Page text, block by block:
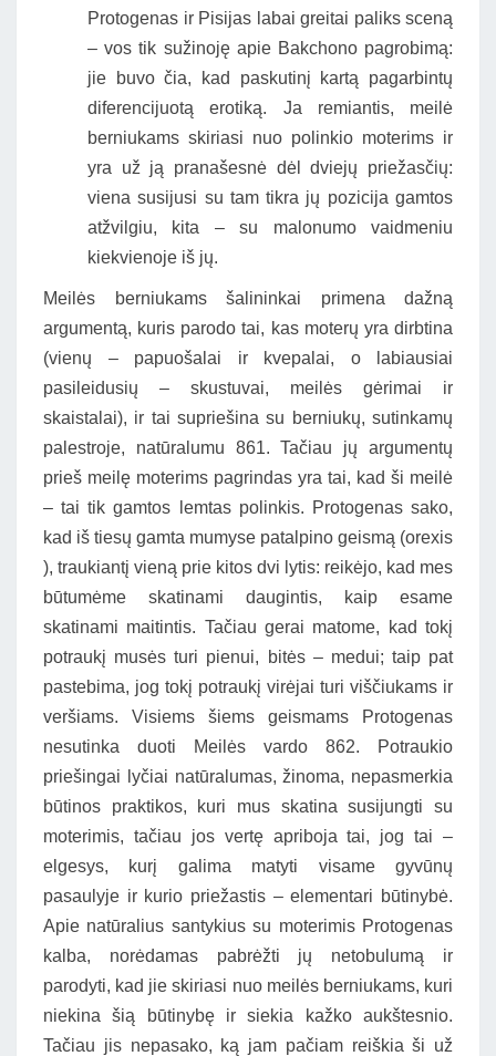
Protogenas ir Pisijas labai greitai paliks sceną
– vos tik sužinoję apie Bakchono pagrobimą:
jie buvo čia, kad paskutinį kartą pagarbintų
diferencijuotą erotiką. Ja remiantis, meilė
berniukams skiriasi nuo polinkio moterims ir
yra už ją pranašesnė dėl dviejų priežasčių:
viena susijusi su tam tikra jų pozicija gamtos
atžvilgiu, kita – su malonumo vaidmeniu
kiekvienoje iš jų.
Meilės berniukams šalininkai primena dažną
argumentą, kuris parodo tai, kas moterų yra dirbtina
(vienų – papuošalai ir kvepalai, o labiausiai
pasileidusių – skustuvai, meilės gėrimai ir
skaistalai), ir tai supriešina su berniukų, sutinkamų
palestroje, natūralumu 861. Tačiau jų argumentų
prieš meilę moterims pagrindas yra tai, kad ši meilė
– tai tik gamtos lemtas polinkis. Protogenas sako,
kad iš tiesų gamta mumyse patalpino geismą (orexis
), traukiantį vieną prie kitos dvi lytis: reikėjo, kad mes
būtumėme skatinami daugintis, kaip esame
skatinami maitintis. Tačiau gerai matome, kad tokį
potraukį musės turi pienui, bitės – medui; taip pat
pastebima, jog tokį potraukį virėjai turi viščiukams ir
veršiams. Visiems šiems geismams Protogenas
nesutinka duoti Meilės vardo 862. Potraukio
priešingai lyčiai natūralumas, žinoma, nepasmerkia
būtinos praktikos, kuri mus skatina susijungti su
moterimis, tačiau jos vertę apriboja tai, jog tai –
elgesys, kurį galima matyti visame gyvūnų
pasaulyje ir kurio priežastis – elementari būtinybė.
Apie natūralius santykius su moterimis Protogenas
kalba, norėdamas pabrėžti jų netobulumą ir
parodyti, kad jie skiriasi nuo meilės berniukams, kuri
niekina šią būtinybę ir siekia kažko aukštesnio.
Tačiau jis nepasako, ką jam pačiam reiškia ši už